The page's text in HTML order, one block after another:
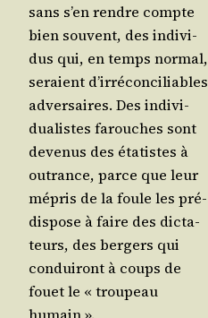
sans s’en rendre compte
bien sou­vent, des indi­vi­
dus qui, en temps nor­mal,
seraient d’ir­ré­con­ci­liables
adver­saires. Des indi­vi­
dua­listes farouches sont
deve­nus des éta­tistes à
outrance, parce que leur
mépris de la foule les pré­
dis­pose à faire des dic­ta­
teurs, des ber­gers qui
condui­ront à coups de
fouet le « trou­peau